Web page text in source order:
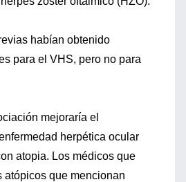
habían obtenido
para el VHS, pero no para
mejoraría el
herpética ocular
atopia. Los médicos que
atópicos que mencionan